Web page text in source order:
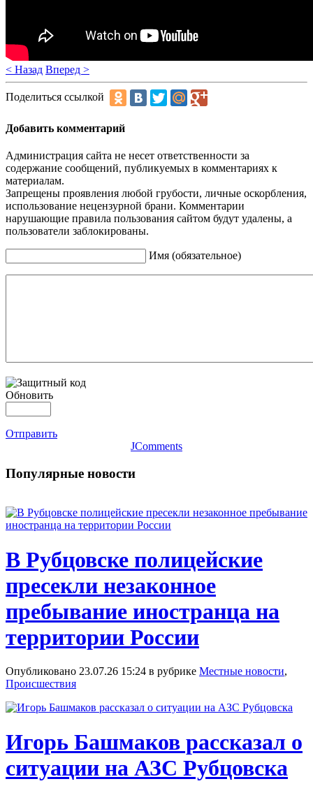
< Назад Вперед >
Поделиться ссылкой
Добавить комментарий
Администрация сайта не несет ответственности за
содержание сообщений, публикуемых в комментариях к
материалам.
Запрещены проявления любой грубости, личные оскорбления,
использование нецензурной брани. Комментарии
нарушающие правила пользования сайтом будут удалены, а
пользователи заблокированы.
Имя (обязательное)
Обновить
Отправить
JComments
Популярные новости
В Рубцовске полицейские
пресекли незаконное
пребывание иностранца на
территории России
Опубликовано 23.07.26 15:24 в рубрике Местные новости,
Происшествия
Игорь Башмаков рассказал о
ситуации на АЗС Рубцовска